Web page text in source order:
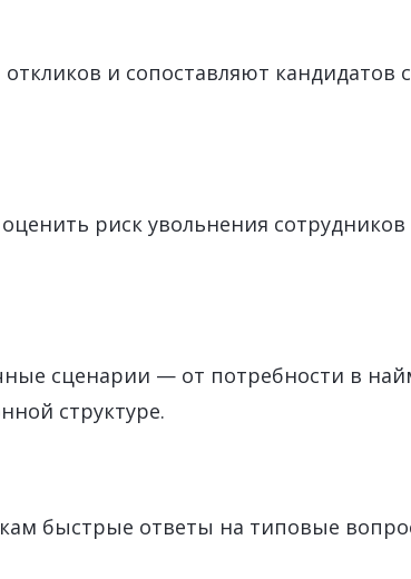
и сопоставляют кандидатов с
риск увольнения сотрудников
сценарии — от потребности в
структуре.
быстрые ответы на типовые